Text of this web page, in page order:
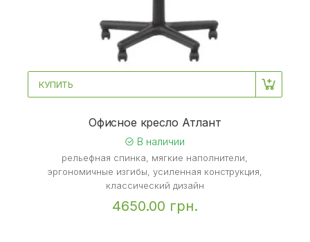
КУПИТЬ
Офисное кресло Атлант
В наличии
рельефная спинка, мягкие наполнители,
эргономичные изгибы, усиленная конструкция,
классический дизайн
4650.00 грн.